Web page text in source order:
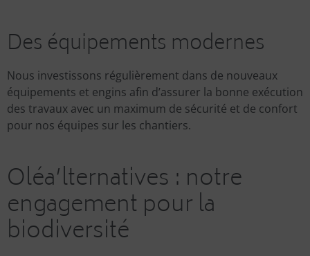
Des équipements modernes
Nous investissons régulièrement dans de nouveaux
équipements et engins afin d’assurer la bonne exécution
des travaux avec un maximum de sécurité et de confort
pour nos équipes sur les chantiers.
Oléa’lternatives : notre
engagement pour la
biodiversité